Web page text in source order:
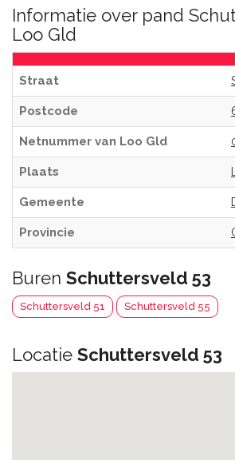
Informatie over pand
Loo Gld
Straat
Postcode
Netnummer van Loo Gld
Plaats
Gemeente
Provincie
Buren Schuttersveld 53
Schuttersveld 51 Schuttersveld 55
Locatie Schuttersveld 53